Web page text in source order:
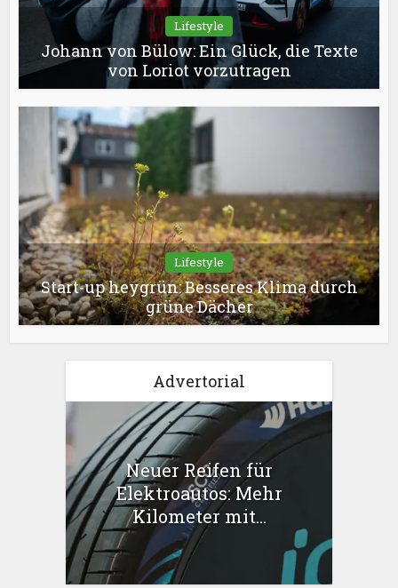
Lifestyle
Johann von Bülow: Ein Glück, die Texte
von Loriot vorzutragen
Lifestyle
Start-up heygrün: Besseres Klima durch
grüne Dächer
Advertorial
Neuer Reifen für
Elektroautos: Mehr
Kilometer mit...